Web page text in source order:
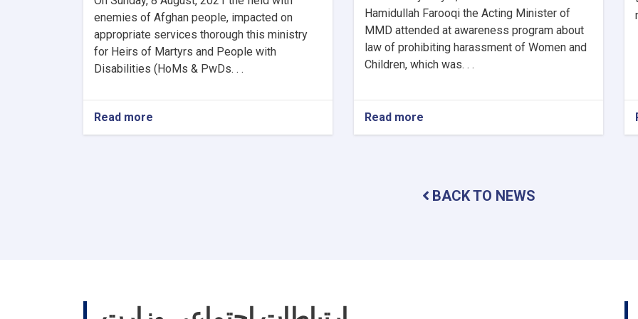
enemies of Afghan people, impacted on
appropriate services thorough this ministry
for Heirs of Martyrs and People with
Disabilities (HoMs & PwDs. . .
Read more
The
Hamidullah Farooqi the Acting Minister of
MMD attended at awareness program about
law of prohibiting harassment of Women and
Children, which was. . .
Read more
An
held
about
BACK TO NEWS